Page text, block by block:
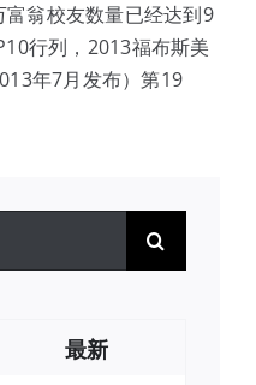
翁校友数量已经达到9
行列，2013福布斯美
年7月发布）第19
最新